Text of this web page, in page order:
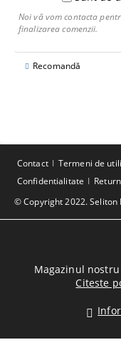
Noi vă vom contacta
finalizarea comenzii.
Recomandă
© Copyright 2022. Seliton
Contact Termeni de
Confidentialitate
Magazinul nostru
Citeste